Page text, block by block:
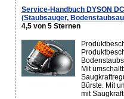
Service-Handbuch DYSON
(Staubsauger,
4,5 von 5 Sternen
Mit
Bürste. Mit
mit